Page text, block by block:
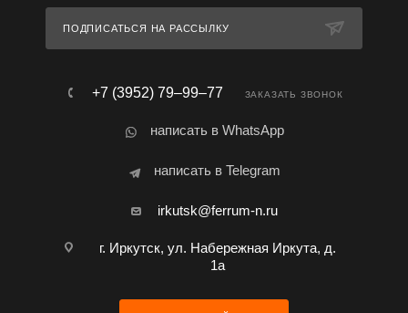
ПОДПИСАТЬСЯ НА РАССЫЛКУ
+7 (3952) 79‒99‒77 ЗАКАЗАТЬ ЗВОНОК
написать в WhatsApp
написать в Telegram
irkutsk@ferrum-n.ru
г. Иркутск, ул. Набережная Иркута, д.
1а